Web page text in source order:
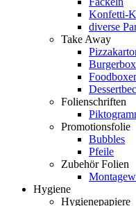
Konfetti-
diverse
Take Away
Folienschriften
Promotionsfolie
Bubbles
Pfeile
Zubehör Folien
Hygiene
Hygienepapiere